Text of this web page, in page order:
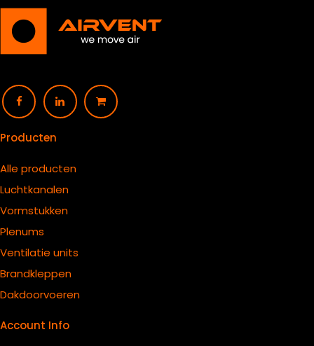
Producten
Alle producten
Luchtkanalen
Vormstukken
Plenums
Ventilatie units
Brandkleppen
Dakdoorvoeren
Account Info